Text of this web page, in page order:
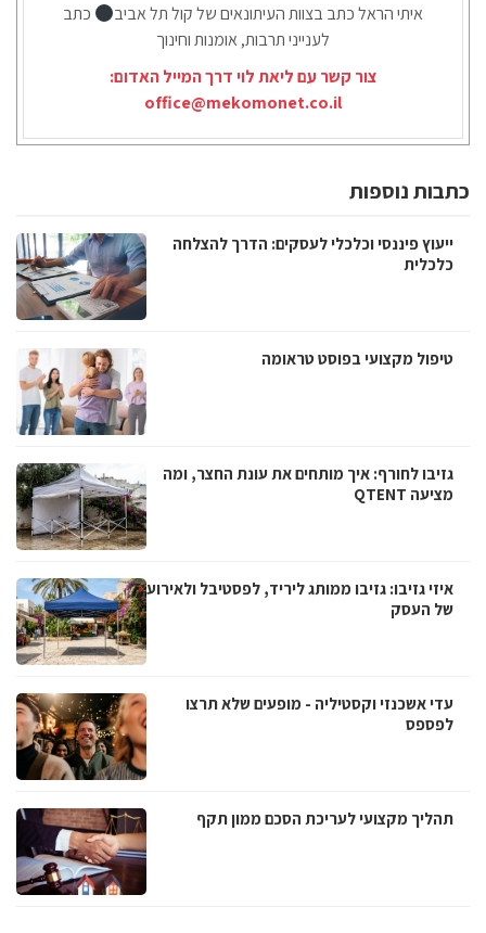
איתי הראל כתב בצוות העיתונאים של קול תל אביב
כתב
לענייני תרבות, אומנות וחינוך
צור קשר עם ליאת לוי דרך המייל האדום:
office@mekomonet.co.il
כתבות נוספות
ייעוץ פיננסי וכלכלי לעסקים: הדרך להצלחה
כלכלית
טיפול מקצועי בפוסט טראומה
גזיבו לחורף: איך מותחים את עונת החצר, ומה
מציעה QTENT
איזי גזיבו: גזיבו ממותג ליריד, לפסטיבל ולאירוע
של העסק
עדי אשכנזי וקסטיליה - מופעים שלא תרצו
לפספס
תהליך מקצועי לעריכת הסכם ממון תקף